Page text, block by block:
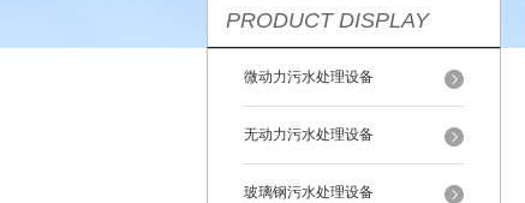
PRODUCT DISPLAY
微动力污水处理设备
无动力污水处理设备
玻璃钢污水处理设备